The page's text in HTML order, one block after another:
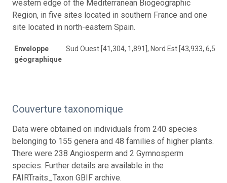
western edge of the Mediterranean Biogeographic
Region, in five sites located in southern France and one
site located in north-eastern Spain.
Enveloppe
géographique
Sud Ouest [41,304, 1,891], Nord Est [43,933, 6,587]
Couverture taxonomique
Data were obtained on individuals from 240 species
belonging to 155 genera and 48 families of higher plants.
There were 238 Angiosperm and 2 Gymnosperm
species. Further details are available in the
FAIRTraits_Taxon GBIF archive.